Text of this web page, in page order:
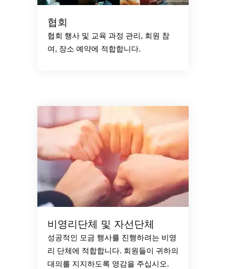
협회
협회 행사 및 교육 과정 관리, 회원 참
여, 장소 예약에 적합합니다.
비영리단체 및 자선단체
성공적인 모금 행사를 진행하려는 비영
리 단체에 적합합니다. 회원들이 귀하의
대의를 지지하도록 영감을 주십시오.